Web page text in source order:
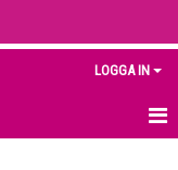
LOGGA IN